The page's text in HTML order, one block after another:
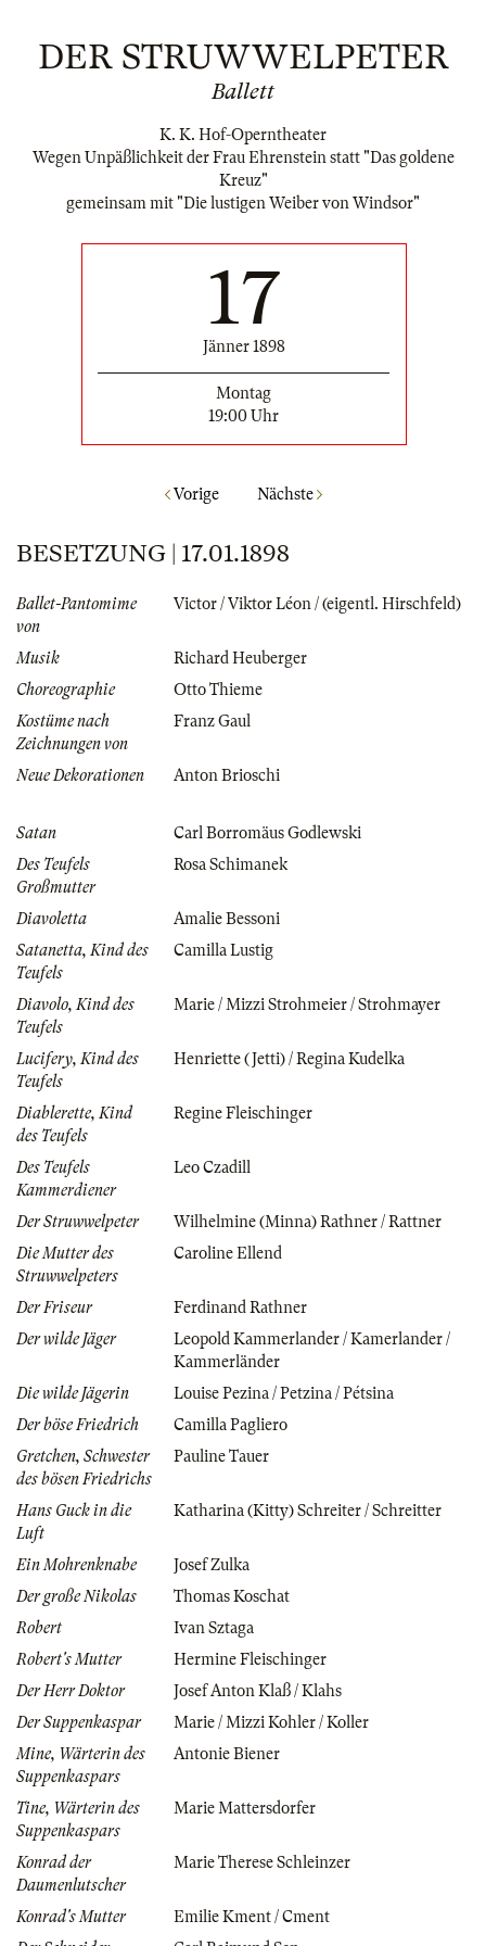
DER STRUWWELPETER
Ballett
K. K. Hof-Operntheater
Wegen Unpäßlichkeit der Frau Ehrenstein statt "Das goldene
Kreuz"
gemeinsam mit "Die lustigen Weiber von Windsor"
17
Jänner 1898
Montag
19:00 Uhr
Vorige Nächste
BESETZUNG | 17.01.1898
Ballet-Pantomime
von
Victor / Viktor Léon / (eigentl. Hirschfeld)
Musik
Richard Heuberger
Choreographie
Otto Thieme
Kostüme nach
Zeichnungen von
Franz Gaul
Neue Dekorationen Anton Brioschi
Satan
Carl Borromäus Godlewski
Des Teufels
Großmutter
Rosa Schimanek
Diavoletta
Amalie Bessoni
Satanetta, Kind des
Teufels
Camilla Lustig
Diavolo, Kind des
Teufels
Marie / Mizzi Strohmeier / Strohmayer
Lucifery, Kind des
Teufels
Henriette (Jetti) / Regina Kudelka
Diablerette, Kind
des Teufels
Regine Fleischinger
Des Teufels
Kammerdiener
Leo Czadill
Der Struwwelpeter
Wilhelmine (Minna) Rathner / Rattner
Die Mutter des
Struwwelpeters
Caroline Ellend
Der Friseur
Ferdinand Rathner
Der wilde Jäger
Leopold Kammerlander / Kamerlander /
Kammerländer
Die wilde Jägerin
Louise Pezina / Petzina / Pétsina
Der böse Friedrich
Camilla Pagliero
Gretchen, Schwester
des bösen Friedrichs
Pauline Tauer
Hans Guck in die
Luft
Katharina (Kitty) Schreiter / Schreitter
Ein Mohrenknabe
Josef Zulka
Der große Nikolas
Thomas Koschat
Robert
Ivan Sztaga
Robert's Mutter
Hermine Fleischinger
Der Herr Doktor
Josef Anton Klaß / Klahs
Der Suppenkaspar
Marie / Mizzi Kohler / Koller
Mine, Wärterin des
Suppenkaspars
Antonie Biener
Tine, Wärterin des
Suppenkaspars
Marie Mattersdorfer
Konrad der
Daumenlutscher
Marie Therese Schleinzer
Konrad's Mutter
Emilie Kment / Cment